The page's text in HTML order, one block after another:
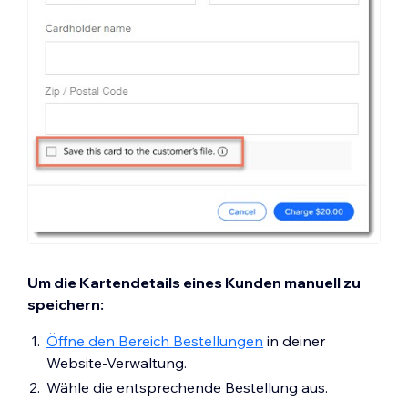
Um die Kartendetails eines Kunden manuell zu
speichern:
Öffne den Bereich Bestellungen in deiner
Website-Verwaltung.
Wähle die entsprechende Bestellung aus.